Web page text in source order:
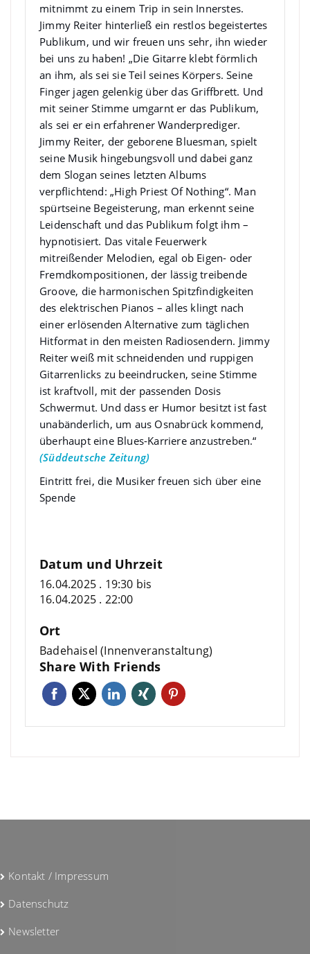
mitnimmt zu einem Trip in sein Innerstes.
Jimmy Reiter hinterließ ein restlos begeistertes
Publikum, und wir freuen uns sehr, ihn wieder
bei uns zu haben! „Die Gitarre klebt förmlich
an ihm, als sei sie Teil seines Körpers. Seine
Finger jagen gelenkig über das Griffbrett. Und
mit seiner Stimme umgarnt er das Publikum,
als sei er ein erfahrener Wanderprediger.
Jimmy Reiter, der geborene Bluesman, spielt
seine Musik hingebungsvoll und dabei ganz
dem Slogan seines letzten Albums
verpflichtend: „High Priest Of Nothing“. Man
spürtseine Begeisterung, man erkennt seine
Leidenschaft und das Publikum folgt ihm –
hypnotisiert. Das vitale Feuerwerk
mitreißender Melodien, egal ob Eigen- oder
Fremdkompositionen, der lässig treibende
Groove, die harmonischen Spitzfindigkeiten
des elektrischen Pianos – alles klingt nach
einer erlösenden Alternative zum täglichen
Hitformat in den meisten Radiosendern. Jimmy
Reiter weiß mit schneidenden und ruppigen
Gitarrenlicks zu beeindrucken, seine Stimme
ist kraftvoll, mit der passenden Dosis
Schwermut. Und dass er Humor besitzt ist fast
unabänderlich, um aus Osnabrück kommend,
überhaupt eine Blues-Karriere anzustreben.“
(Süddeutsche Zeitung)
Eintritt frei, die Musiker freuen sich über eine
Spende
Datum und Uhrzeit
16.04.2025 . 19:30 bis
16.04.2025 . 22:00
Ort
Badehaisel (Innenveranstaltung)
Share With Friends
Kontakt / Impressum
Datenschutz
Newsletter